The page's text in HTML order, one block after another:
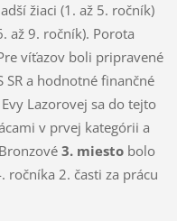
žiaci (1. až 5. ročník)
až 9. ročník). Porota
víťazov boli pripravené
a hodnotné finančné
Lazorovej sa do tejto
v prvej kategórii a
3. miestobolo
ročníka 2. časti za prácu